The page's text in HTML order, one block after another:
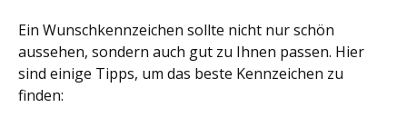
Ein Wunschkennzeichen sollte nicht nur schön
aussehen, sondern auch gut zu Ihnen passen. Hier
sind einige Tipps, um das beste Kennzeichen zu
finden: